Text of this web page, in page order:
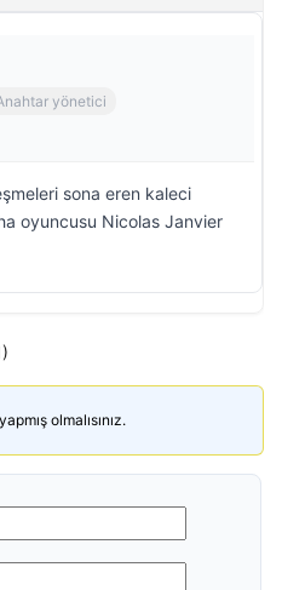
yönetici
sona eren kaleci
oyuncusu Nicolas Janvier
olmalısınız.